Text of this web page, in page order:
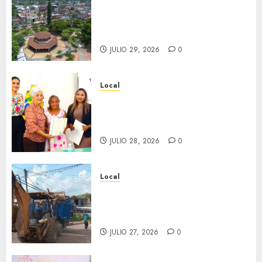
JULIO 29, 2026 0
Local
JULIO 28, 2026 0
Local
JULIO 27, 2026 0